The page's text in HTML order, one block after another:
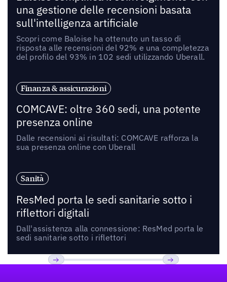
una gestione delle recensioni basata
sull'intelligenza artificiale
Scopri come Baloise ha ottenuto un tasso di
risposta alle recensioni del 92% e una completezza
del profilo del 93% in 102 sedi utilizzando Uberall.
Finanza & assicurazioni
COMCAVE: oltre 360 sedi, una potente
presenza online
Dalle recensioni ai risultati: COMCAVE rafforza la
sua presenza online con Uberall
Sanità
ResMed porta le sedi sanitarie sotto i
riflettori digitali
Dall'assistenza alla connessione: ResMed porta le
sedi sanitarie sotto i riflettori